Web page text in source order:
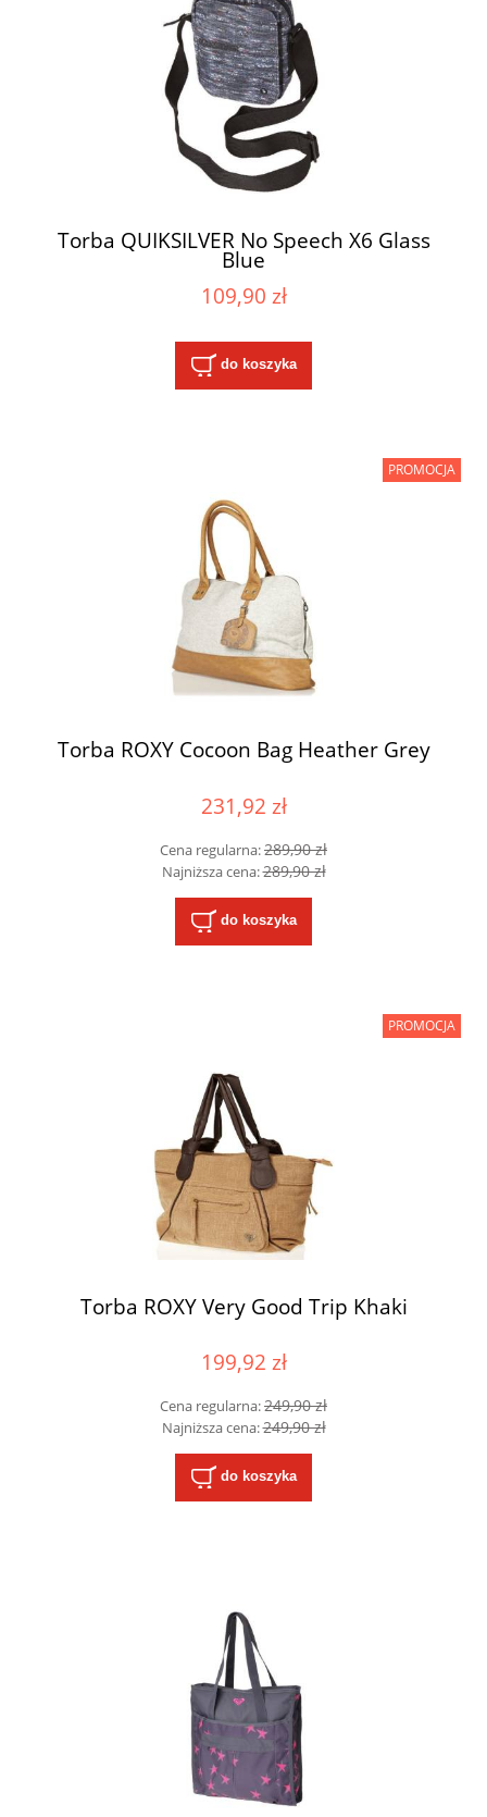
Torba QUIKSILVER No Speech X6 Glass
Blue
109,90 zł
do koszyka
Torba ROXY Cocoon Bag Heather Grey
231,92 zł
Cena regularna:289,90 zł
Najniższa cena:289,90 zł
do koszyka
PROMOCJA
Torba ROXY Very Good Trip Khaki
199,92 zł
Cena regularna:249,90 zł
Najniższa cena:249,90 zł
do koszyka
PROMOCJA